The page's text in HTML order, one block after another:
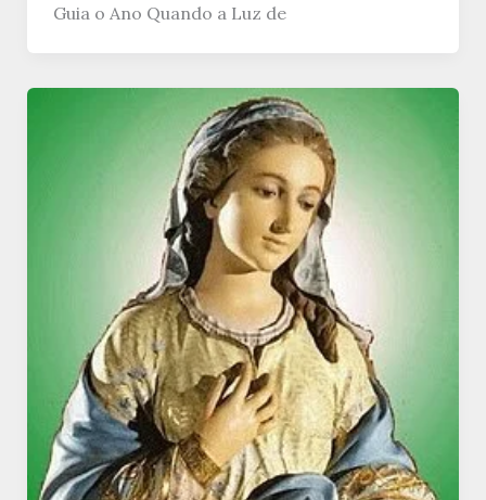
Guia o Ano Quando a Luz de